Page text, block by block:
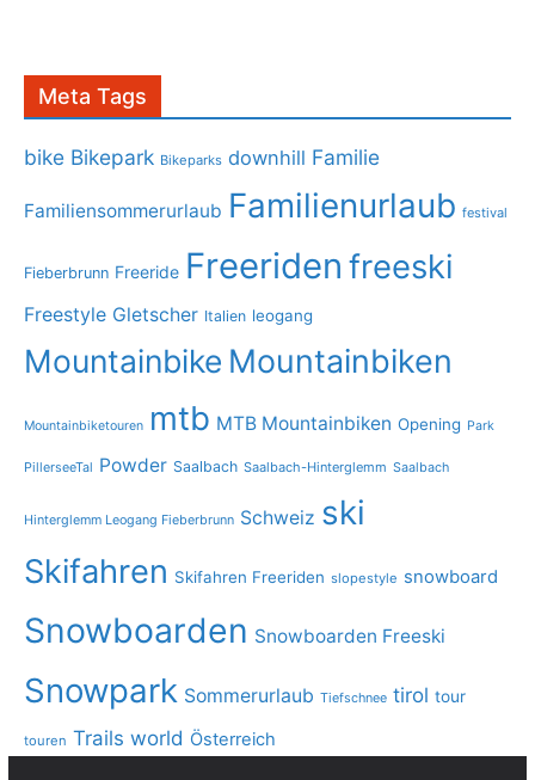
Meta Tags
bike Bikepark Bikeparks downhill Familie
Familiensommerurlaub Familienurlaub festival
Fieberbrunn Freeride Freeriden freeski
Freestyle Gletscher Italien leogang
Mountainbike Mountainbiken
Mountainbiketouren mtb MTB Mountainbiken Opening Park
PillerseeTal Powder Saalbach Saalbach-Hinterglemm Saalbach
Hinterglemm Leogang Fieberbrunn Schweiz ski
Skifahren Skifahren Freeriden slopestyle snowboard
Snowboarden Snowboarden Freeski
Snowpark Sommerurlaub Tiefschnee tirol tour
touren Trails world Österreich